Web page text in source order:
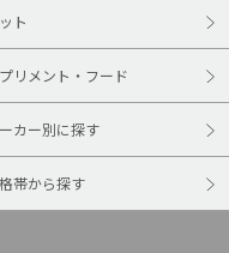
ト
リメント・フード
カー別に探す
帯から探す